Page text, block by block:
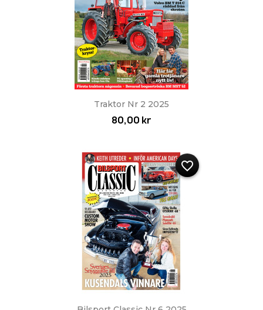
Traktor Nr 2 2025
80,00 kr
favorite_border